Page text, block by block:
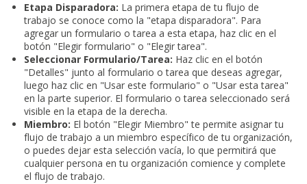
Etapa Disparadora: La primera etapa de tu flujo de
trabajo se conoce como la "etapa disparadora". Para
agregar un formulario o tarea a esta etapa, haz clic en el
botón "Elegir formulario" o "Elegir tarea".
Seleccionar Formulario/Tarea: Haz clic en el botón
"Detalles" junto al formulario o tarea que deseas agregar,
luego haz clic en "Usar este formulario" o "Usar esta tarea"
en la parte superior. El formulario o tarea seleccionado será
visible en la etapa de la derecha.
Miembro: El botón "Elegir Miembro" te permite asignar tu
flujo de trabajo a un miembro específico de tu organización,
o puedes dejar esta selección vacía, lo que permitirá que
cualquier persona en tu organización comience y complete
el flujo de trabajo.